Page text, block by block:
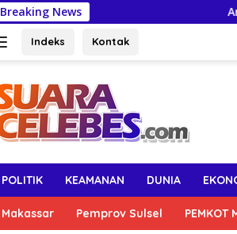
Breaking News Anggota DPRD
Indeks Kontak
POLITIK KEAMANAN DUNIA
Makassar Pemprov Sulsel PEMKOT